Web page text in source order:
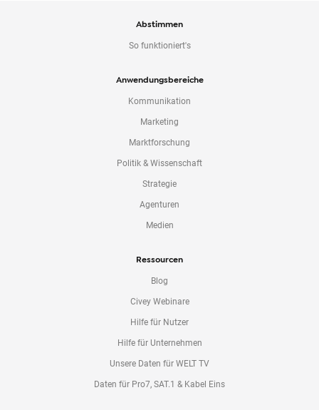
Abstimmen
So funktioniert's
Anwendungsbereiche
Kommunikation
Marketing
Marktforschung
Politik & Wissenschaft
Strategie
Agenturen
Medien
Ressourcen
Blog
Civey Webinare
Hilfe für Nutzer
Hilfe für Unternehmen
Unsere Daten für WELT TV
Daten für Pro7, SAT.1 & Kabel Eins